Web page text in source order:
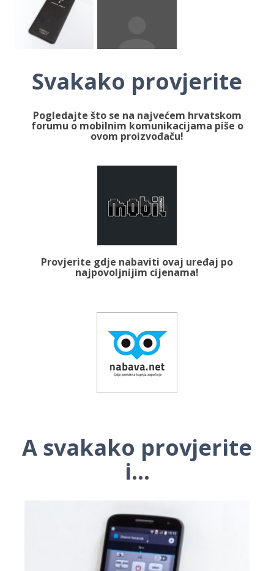
Svakako provjerite
Pogledajte što se na najvećem hrvatskom
forumu o mobilnim komunikacijama piše o
ovom proizvođaču!
Provjerite gdje nabaviti ovaj uređaj po
najpovoljnijim cijenama!
A svakako provjerite
i...